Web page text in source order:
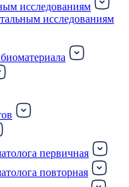
исследованиям
исследованиям
первичная
повторная